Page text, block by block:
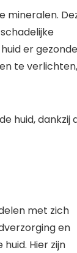
mineralen.
er
te verlichten,
huid, dankzij
met zich
en
Hier zijn